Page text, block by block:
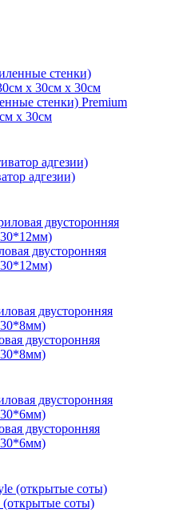
стенки) Premium
х 30см
адгезии)
двусторонняя
двусторонняя
двусторонняя
соты)